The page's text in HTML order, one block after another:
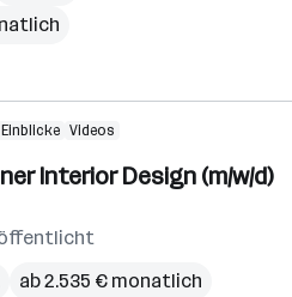
Einblicke Videos
Interior Design (m/w/d)
ab 2.535 € monatlich